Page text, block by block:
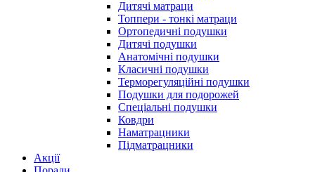
Дитячі матраци
Топпери - тонкі матраци
Ортопедичні подушки
Дитячі подушки
Анатомічні подушки
Класичні подушки
Терморегуляційні подушки
Подушки для подорожей
Спеціальні подушки
Ковдри
Наматрацники
Підматрацники
Акції